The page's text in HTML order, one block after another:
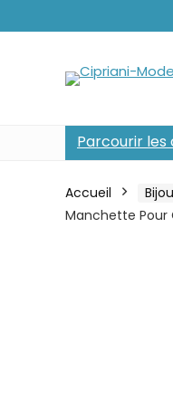
Parcourir
Accueil
Manchette Pour